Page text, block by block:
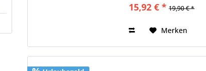
15,92 € * 19,90 € *
Merken